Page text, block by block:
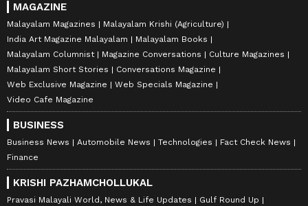
MAGAZINE
Malayalam Magazines
Malayalam Krishi (Agriculture)
India Art Magazine Malayalam
Malayalam Books
Malayalam Columnist
Magazine Conversations
Culture Magazines
Malayalam Short Stories
Conversations Magazine
Web Exclusive Magazine
Web Specials Magazine
Video Cafe Magazine
BUSINESS
Business News Automobile News Technologies
Fact Check News
Finance
KRISHI PAZHAMCHOLLUKAL
Pravasi Malayali World, News & Life Updates
Gulf Round Up